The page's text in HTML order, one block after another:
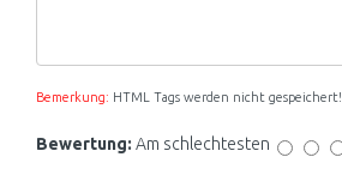
Bemerkung: HTML Tags werden nicht gespeichert!
Bewertung: Am schlechtesten